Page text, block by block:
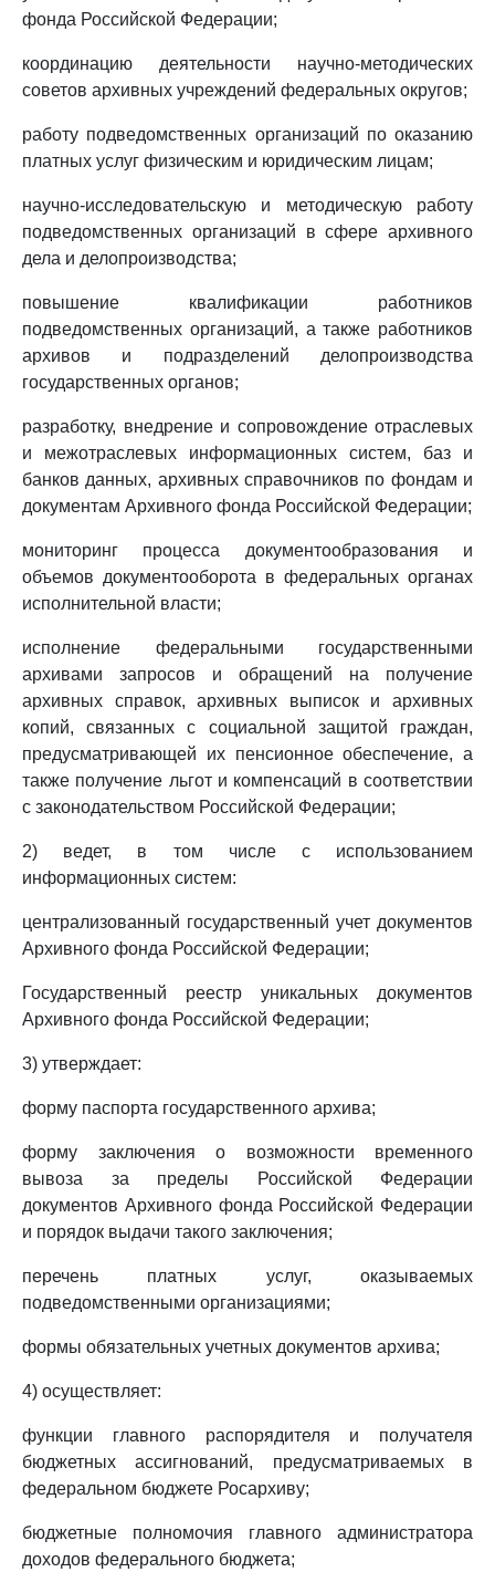
фонда Российской Федерации;
координацию деятельности научно-методических
советов архивных учреждений федеральных округов;
работу подведомственных организаций по оказанию
платных услуг физическим и юридическим лицам;
научно-исследовательскую и методическую работу
подведомственных организаций в сфере архивного
дела и делопроизводства;
повышение квалификации работников
подведомственных организаций, а также работников
архивов и подразделений делопроизводства
государственных органов;
разработку, внедрение и сопровождение отраслевых
и межотраслевых информационных систем, баз и
банков данных, архивных справочников по фондам и
документам Архивного фонда Российской Федерации;
мониторинг процесса документообразования и
объемов документооборота в федеральных органах
исполнительной власти;
исполнение федеральными государственными
архивами запросов и обращений на получение
архивных справок, архивных выписок и архивных
копий, связанных с социальной защитой граждан,
предусматривающей их пенсионное обеспечение, а
также получение льгот и компенсаций в соответствии
с законодательством Российской Федерации;
2) ведет, в том числе с использованием
информационных систем:
централизованный государственный учет документов
Архивного фонда Российской Федерации;
Государственный реестр уникальных документов
Архивного фонда Российской Федерации;
3) утверждает:
форму паспорта государственного архива;
форму заключения о возможности временного
вывоза за пределы Российской Федерации
документов Архивного фонда Российской Федерации
и порядок выдачи такого заключения;
перечень платных услуг, оказываемых
подведомственными организациями;
формы обязательных учетных документов архива;
4) осуществляет:
функции главного распорядителя и получателя
бюджетных ассигнований, предусматриваемых в
федеральном бюджете Росархиву;
бюджетные полномочия главного администратора
доходов федерального бюджета;